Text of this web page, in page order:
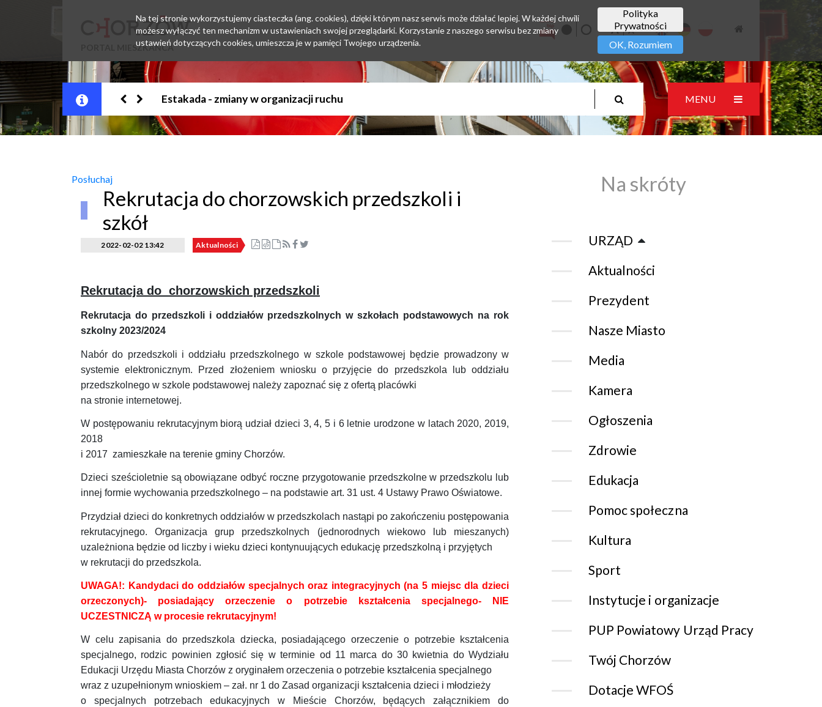
PORTAL MIESZKAŃCA
Jesteśmy w EZD MENU
Posłuchaj
Rekrutacja do chorzowskich przedszkoli i
szkół
2022-02-02 13:42 Aktualności
Rekrutacja do chorzowskich przedszkoli
Rekrutacja do przedszkoli i oddziałów przedszkolnych w szkołach podstawowych na rok
szkolny 2023/2024
Nabór do przedszkoli i oddziału przedszkolnego w szkole podstawowej będzie prowadzony w
systemie elektronicznym. Przed złożeniem wniosku o przyjęcie do przedszkola lub oddziału
przedszkolnego w szkole podstawowej należy zapoznać się z ofertą placówki
na stronie internetowej.
W postępowaniu rekrutacyjnym biorą udział dzieci 3, 4, 5 i 6 letnie urodzone w latach 2020, 2019,
2018
i 2017 zamieszkałe na terenie gminy Chorzów.
Dzieci sześcioletnie są obowiązane odbyć roczne przygotowanie przedszkolne w przedszkolu lub
innej formie wychowania przedszkolnego – na podstawie art. 31 ust. 4 Ustawy Prawo Oświatowe.
Przydział dzieci do konkretnych oddziałów w przedszkolach nastąpi po zakończeniu postępowania
rekrutacyjnego. Organizacja grup przedszkolnych (jednorodnych wiekowo lub mieszanych)
uzależniona będzie od liczby i wieku dzieci kontynuujących edukację przedszkolną i przyjętych
w rekrutacji do przedszkola.
UWAGA!: Kandydaci do oddziałów specjalnych oraz integracyjnych (na 5 miejsc dla dzieci
orzeczonych)- posiadający orzeczenie o potrzebie kształcenia specjalnego- NIE
UCZESTNICZĄ w procesie rekrutacyjnym!
W celu zapisania do przedszkola dziecka, posiadającego orzeczenie o potrzebie kształcenia
specjalnego, rodzic powinien zgłosić się w terminie od 11 marca do 30 kwietnia do Wydziału
Edukacji Urzędu Miasta Chorzów z oryginałem orzeczenia o potrzebie kształcenia specjalnego
wraz z uzupełnionym wnioskiem – zał. nr 1 do Zasad organizacji kształcenia dzieci i młodzieży
o specjalnych potrzebach edukacyjnych w Mieście Chorzów, będących załącznikiem do
Na skróty
URZĄD
Aktualności
Prezydent
Nasze Miasto
Media
Kamera
Ogłoszenia
Zdrowie
Edukacja
Pomoc społeczna
Kultura
Sport
Instytucje i organizacje
PUP Powiatowy Urząd Pracy
Twój Chorzów
Dotacje WFOŚ
Polityka
Prywatności
OK, Rozumiem
Na tej stronie wykorzystujemy ciasteczka (ang. cookies), dzięki którym nasz serwis może działać lepiej. W każdej chwili
możesz wyłączyć ten mechanizm w ustawieniach swojej przeglądarki. Korzystanie z naszego serwisu bez zmiany
ustawień dotyczących cookies, umieszcza je w pamięci Twojego urządzenia.